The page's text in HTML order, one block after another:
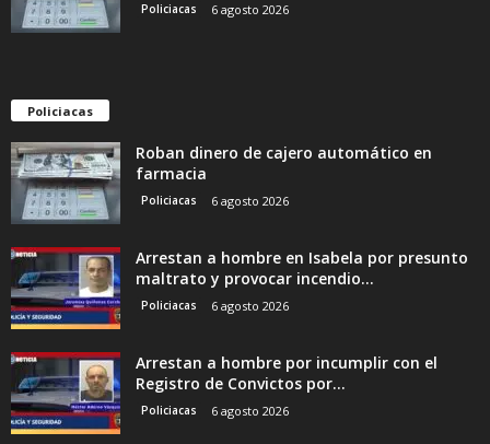
Policiacas 6 agosto 2026
Policiacas
Roban dinero de cajero automático en
farmacia
Policiacas 6 agosto 2026
Arrestan a hombre en Isabela por presunto
maltrato y provocar incendio...
Policiacas 6 agosto 2026
Arrestan a hombre por incumplir con el
Registro de Convictos por...
Policiacas 6 agosto 2026